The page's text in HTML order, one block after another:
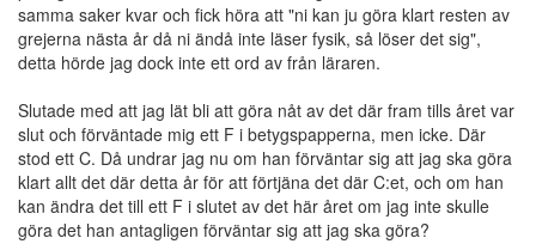
samma saker kvar och fick höra att "ni kan ju göra klart resten av
grejerna nästa år då ni ändå inte läser fysik, så löser det sig",
detta hörde jag dock inte ett ord av från läraren.
Slutade med att jag lät bli att göra nåt av det där fram tills året var
slut och förväntade mig ett F i betygspapperna, men icke. Där
stod ett C. Då undrar jag nu om han förväntar sig att jag ska göra
klart allt det där detta år för att förtjäna det där C:et, och om han
kan ändra det till ett F i slutet av det här året om jag inte skulle
göra det han antagligen förväntar sig att jag ska göra?